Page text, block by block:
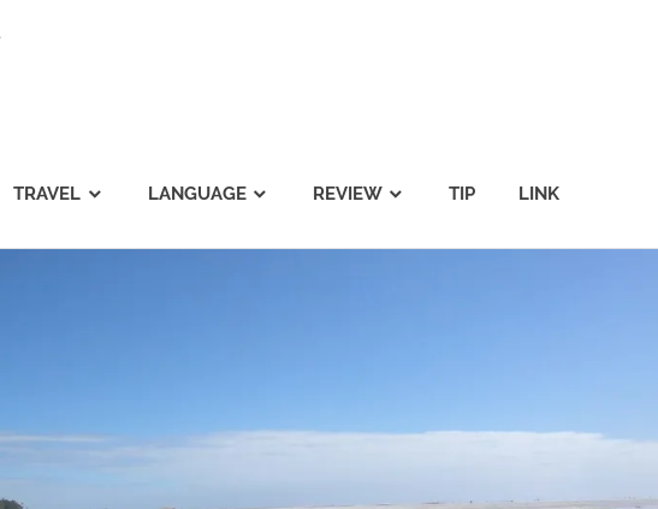
TRAVEL LANGUAGE REVIEW TIP LINK